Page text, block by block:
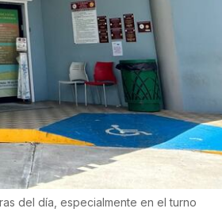
del día, especialmente en el turno